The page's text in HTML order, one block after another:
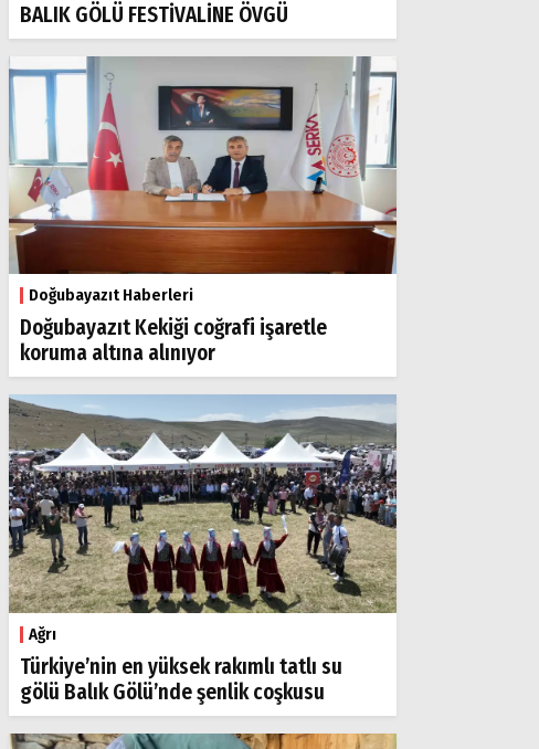
BALIK GÖLÜ FESTİVALİNE ÖVGÜ
Doğubayazıt Haberleri
Doğubayazıt Kekiği coğrafi işaretle
koruma altına alınıyor
Ağrı
Türkiye’nin en yüksek rakımlı tatlı su
gölü Balık Gölü’nde şenlik coşkusu